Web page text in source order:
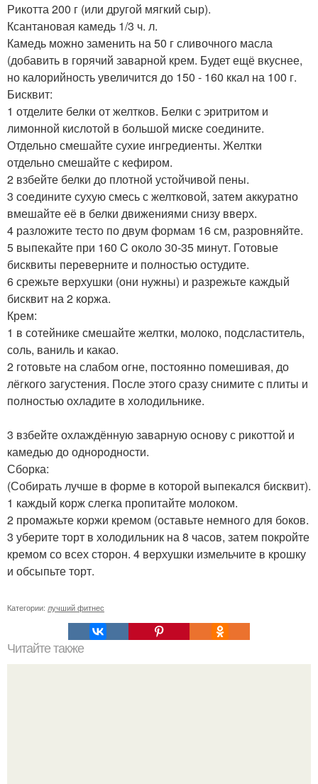
Рикотта 200 г (или другой мягкий сыр).
Ксантановая камедь 1/3 ч. л.
Камедь можно заменить на 50 г сливочного масла
(добавить в горячий заварной крем. Будет ещё вкуснее,
но калорийность увеличится до 150 - 160 ккал на 100 г.
Бисквит:
1 отделите белки от желтков. Белки с эритритом и
лимонной кислотой в большой миске соедините.
Отдельно смешайте сухие ингредиенты. Желтки
отдельно смешайте с кефиром.
2 взбейте белки до плотной устойчивой пены.
3 соедините сухую смесь с желтковой, затем аккуратно
вмешайте её в белки движениями снизу вверх.
4 разложите тесто по двум формам 16 см, разровняйте.
5 выпекайте при 160 C около 30-35 минут. Готовые
бисквиты переверните и полностью остудите.
6 срежьте верхушки (они нужны) и разрежьте каждый
бисквит на 2 коржа.
Крем:
1 в сотейнике смешайте желтки, молоко, подсластитель,
соль, ваниль и какао.
2 готовьте на слабом огне, постоянно помешивая, до
лёгкого загустения. После этого сразу снимите с плиты и
полностью охладите в холодильнике.
3 взбейте охлаждённую заварную основу с рикоттой и
камедью до однородности.
Сборка:
(Собирать лучше в форме в которой выпекался бисквит).
1 каждый корж слегка пропитайте молоком.
2 промажьте коржи кремом (оставьте немного для боков.
3 уберите торт в холодильник на 8 часов, затем покройте
кремом со всех сторон. 4 верхушки измельчите в крошку
и обсыпьте торт.
Категории: лучший фитнес
Читайте также